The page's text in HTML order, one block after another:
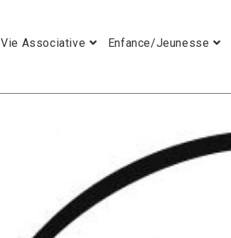
Vie Associative Enfance/Jeunesse